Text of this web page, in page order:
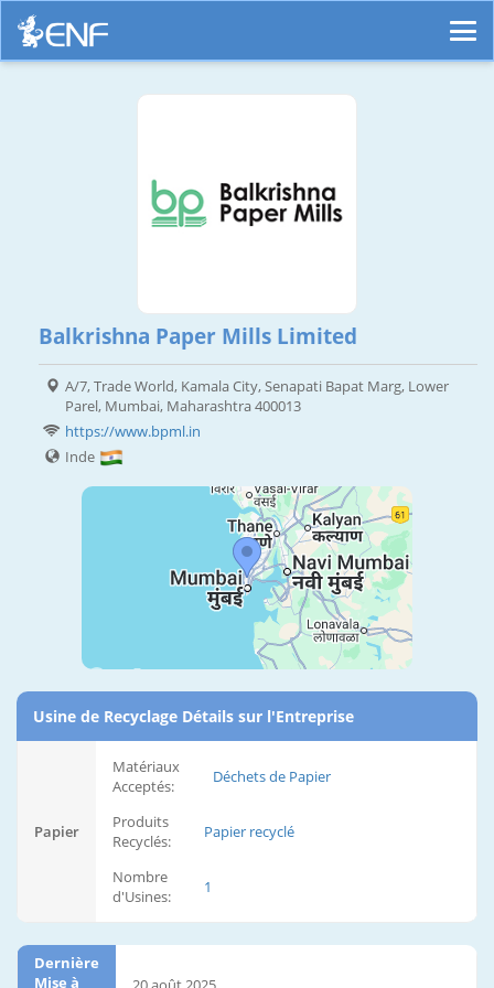
Balkrishna Paper Mills Limited
A/7, Trade World, Kamala City, Senapati Bapat Marg, Lower
Parel, Mumbai, Maharashtra 400013
https://www.bpml.in
Inde
Usine de Recyclage Détails sur l'Entreprise
Papier
Matériaux
Acceptés:
Déchets de Papier
Produits
Recyclés:
Papier recyclé
Nombre
d'Usines:
1
Dernière
Mise à